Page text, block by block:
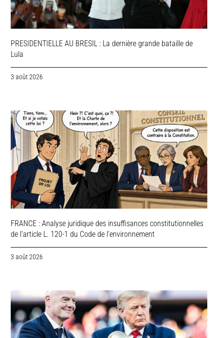
PRESIDENTIELLE AU BRESIL : La dernière grande bataille de
Lula
3 août 2026
FRANCE : Analyse juridique des insuffisances constitutionnelles
de l’article L. 120-1 du Code de l’environnement
3 août 2026